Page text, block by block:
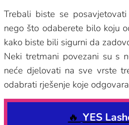
Trebali biste se
nego što odaberete bilo koju
kako biste bili sigurni da
Neki tretmani povezani su s
neće djelovati na sve vrste
odabrati rješenje koje
🔥 YES